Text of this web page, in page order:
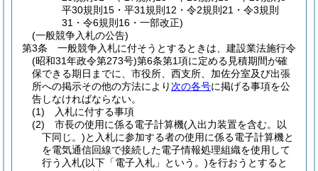
平30規則15・平31規則12・令2規則21・令3規則
31・令6規則16・一部改正)
(一般競争入札の公告)
第3条
一般競争入札に付そうとするときは、建設業法施行令
(昭和31年政令第273号)第6条第1項に定める見積期間が確
保できる期日までに、市役所、西支所、加佐分室及び出張
所への掲示その他の方法により 次の各号に掲げる事項を公
告しなければならない。
(1)
入札に付する事項
(2)
市長の使用に係る電子計算機(入出力装置を含む。以
下同じ。)と入札に参加する者の使用に係る電子計算機と
を電気通信回線で接続した電子情報処理組織を使用して
行う入札(以下「電子入札」という。)を行おうとすると